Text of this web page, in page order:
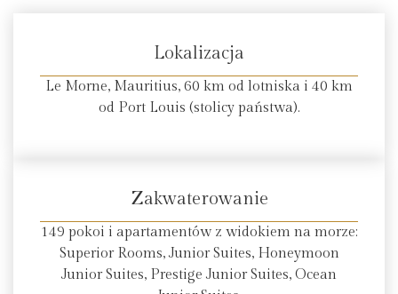
Lokalizacja
Le Morne, Mauritius, 60 km od lotniska i 40 km
od Port Louis (stolicy państwa).
Zakwaterowanie
149 pokoi i apartamentów z widokiem na morze:
Superior Rooms, Junior Suites, Honeymoon
Junior Suites, Prestige Junior Suites, Ocean